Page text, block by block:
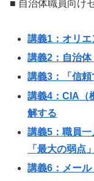
■ 自治体職員向け
講義1：オリ
講義2：自治
講義3：「信
講義4：CIA（
解する
講義5：職員
「最大の弱点」
講義6：メール